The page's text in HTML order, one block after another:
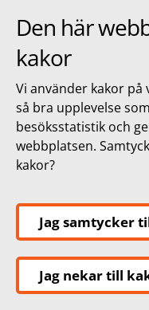
Den här
kakor
Vi använder kakor
så bra upplevelse
besöksstatistik och
webbplatsen.
kakor?
Jag samtycker
Jag nekar till